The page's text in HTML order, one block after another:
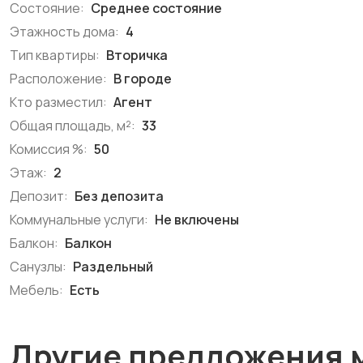
Состояние: Среднее состояние
Этажность дома: 4
Тип квартиры: Вторичка
Расположение: В городе
Кто разместил: Агент
Общая площадь, м²: 33
Комиссия %: 50
Этаж: 2
Депозит: Без депозита
Коммунальные услуги: Не включены
Балкон: Балкон
Санузлы: Раздельный
Мебель: Есть